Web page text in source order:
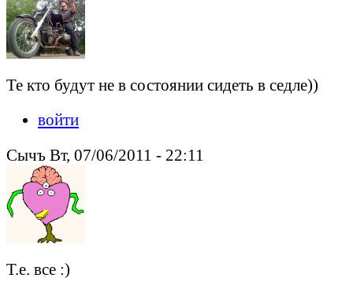
Те кто будут не в состоянии сидеть в седле))
войти
Сычъ Вт, 07/06/2011 - 22:11
Т.е. все :)